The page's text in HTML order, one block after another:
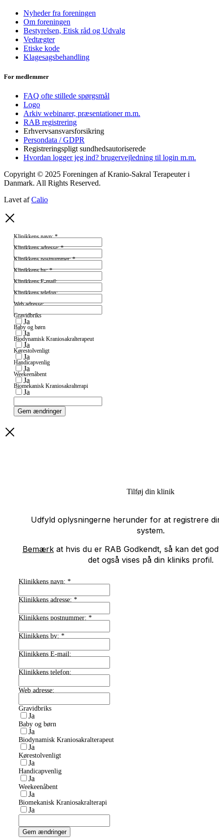
Nyheder fra foreningen
Om foreningen
Bestyrelsen, Etisk råd og Udvalg
Vedtægter
Etiske kode
Klagesagsbehandling
For medlemmer
FAQ ofte stillede spørgsmål
Logo
Arkiv webinarer, præsentationer m.m.
RAB registrering
Erhvervsansvarsforsikring
Persondata / GDPR
Registreringspligt sundhedsautoriserede
Hvordan logger jeg ind? brugervejledning til login m.m.
Copyright © 2025 Foreningen af Kranio-Sakral Terapeuter i
Danmark. All Rights Reserved.
Lavet afCalio
Klinikkens navn:*
Klinikkens adresse:*
Klinikkens postnummer:*
Klinikkens by:*
Klinikkens E-mail:
Klinikkens telefon:
Web adresse:
Gravidbriks
Ja
Baby og børn
Ja
Biodynamisk Kraniosakralterapeut
Ja
Kørestolvenligt
Ja
Handicapvenlig
Ja
Weekeenåbent
Ja
Biomekanisk Kraniosakralterapi
Ja
Gem ændringer
Tilføj din klinik
Udfyld oplysningerne herunder for at registrere
system.
Bemærk at hvis du er RAB Godkendt, så kan det
det også vises på din kliniks profil.
Klinikkens navn: *
Klinikkens adresse: *
Klinikkens postnummer: *
Klinikkens by: *
Klinikkens E-mail:
Klinikkens telefon:
Web adresse:
Gravidbriks
Ja
Baby og børn
Ja
Biodynamisk Kraniosakralterapeut
Ja
Kørestolvenligt
Ja
Handicapvenlig
Ja
Weekeenåbent
Ja
Biomekanisk Kraniosakralterapi
Ja
Gem ændringer